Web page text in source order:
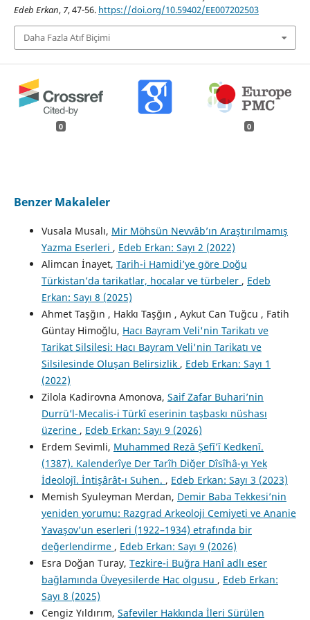
Edeb Erkan, 7, 47-56. https://doi.org/10.59402/EE007202503
Daha Fazla Atıf Biçimi
0 0
Benzer Makaleler
Vusala Musalı, Mir Möhsün Nevvâb’ın Araştırılmamış
Yazma Eserleri , Edeb Erkan: Sayı 2 (2022)
Alimcan İnayet, Tarih-i Hamidi’ye göre Doğu
Türkistan’da tarikatlar, hocalar ve türbeler , Edeb
Erkan: Sayı 8 (2025)
Ahmet Taşğın , Hakkı Taşğın , Aykut Can Tuğcu , Fatih
Güntay Himoğlu, Hacı Bayram Veli'nin Tarikatı ve
Tarikat Silsilesi: Hacı Bayram Veli'nin Tarikatı ve
Silsilesinde Oluşan Belirsizlik , Edeb Erkan: Sayı 1
(2022)
Zilola Kadirovna Amonova, Saif Zafar Buhari’nin
Durrü’l-Mecalis-i Türkî eserinin taşbaskı nüshası
üzerine , Edeb Erkan: Sayı 9 (2026)
Erdem Sevimli, Muhammed Rezâ Şefî’î Kedkenî.
(1387). Kalenderîye Der Tarîh Diğer Dîsîhâ-yı Yek
İdeolojî. İntişârât-ı Suhen. , Edeb Erkan: Sayı 3 (2023)
Memish Syuleyman Merdan, Demir Baba Tekkesi’nin
yeniden yorumu: Razgrad Arkeoloji Cemiyeti ve Ananie
Yavaşov’un eserleri (1922–1934) etrafında bir
değerlendirme , Edeb Erkan: Sayı 9 (2026)
Esra Doğan Turay, Tezkire-i Buğra Hanî adlı eser
bağlamında Üveyesilerde Hac olgusu , Edeb Erkan:
Sayı 8 (2025)
Cengiz Yıldırım, Safeviler Hakkında İleri Sürülen